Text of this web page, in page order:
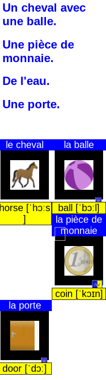
Un cheval avec
une balle.
Une pièce de
monnaie.
De l'eau.
Une porte.
le cheval
horse [ˈhɔːs
]
la balle
ball [ˈbɔːl]
la pièce de
monnaie
coin [ˈkɔɪn]
la porte
door [ˈdɔː]